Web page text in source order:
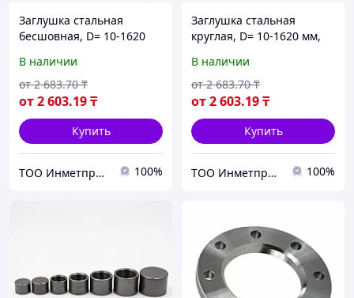
Заглушка стальная
бесшовная, D= 10-1620
20..., Стандарт: АТК
24.200.02-90...
В наличии
от2 603.19₸
от 2 683.70 ₸
Купить
ТОО Инметпром 100%
Заглушка стальная
круглая, D= 10-1620 мм,
Стандарт: АТК 24.200.02-
90...
В наличии
от2 603.19₸
от 2 683.70 ₸
Купить
ТОО Инметпром 100%